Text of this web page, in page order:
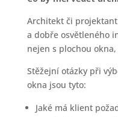
Architekt či
a dobře osvětleného
nejen s plochou
Stěžejní otázky při
okna jsou tyto:
Jaké má klient